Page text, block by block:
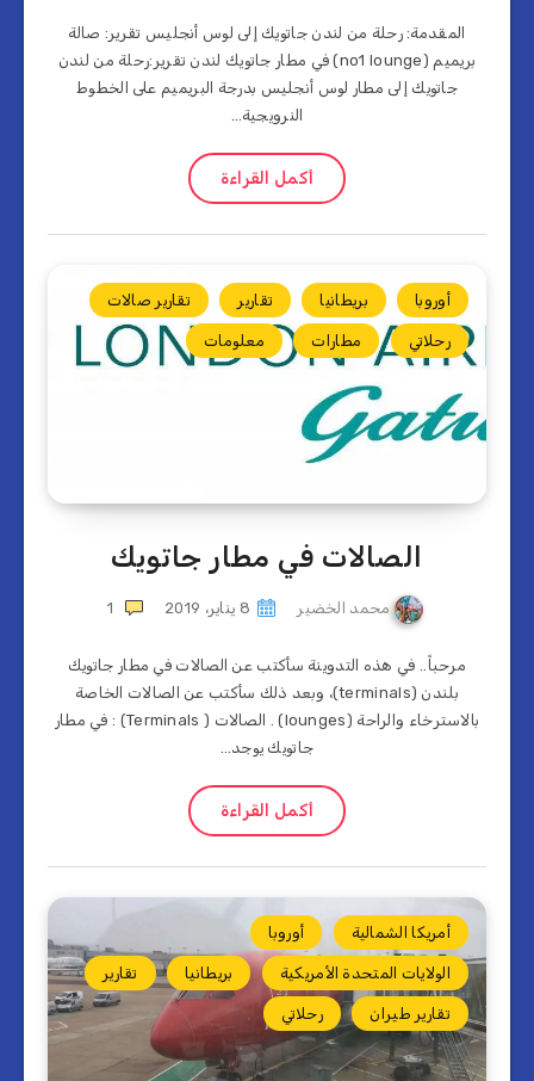
المقدمة: رحلة من لندن جاتويك إلى لوس أنجليس تقرير: صالة
بريميم (no1 lounge) في مطار جاتويك لندن تقرير:رحلة من لندن
جاتويك إلى مطار لوس أنجليس بدرجة البريميم على الخطوط
النرويجية…
أكمل القراءة
أوروبا بريطانيا تقارير تقارير صالات
رحلاتي مطارات معلومات
الصالات في مطار جاتويك
محمد الخضير 8 يناير، 2019 1
مرحباً.. في هذه التدوينة سأكتب عن الصالات في مطار جاتويك
بلندن (terminals)، وبعد ذلك سأكتب عن الصالات الخاصة
بالاسترخاء والراحة (lounges) . الصالات ( Terminals) : في مطار
جاتويك يوجد…
أكمل القراءة
أمريكا الشمالية أوروبا
الولايات المتحدة الأمريكية بريطانيا تقارير
تقارير طيران رحلاتي